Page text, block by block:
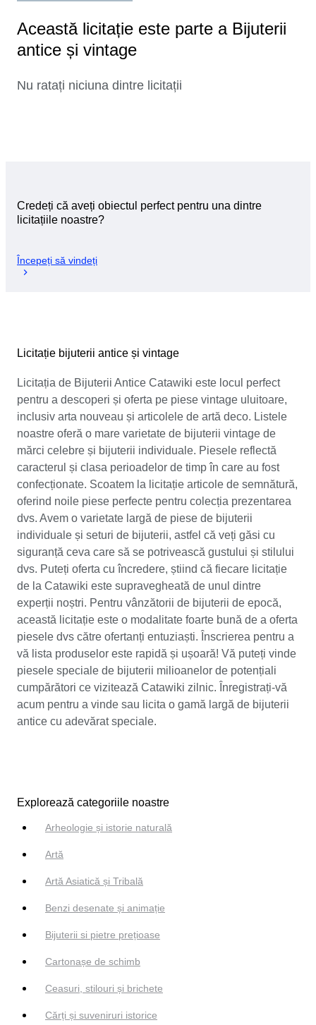
Această licitație este parte a Bijuterii
antice și vintage
Nu ratați niciuna dintre licitații
Credeți că aveți obiectul perfect pentru una dintre
licitațiile noastre?
Începeți să vindeți
Licitație bijuterii antice și vintage
Licitația de Bijuterii Antice Catawiki este locul perfect
pentru a descoperi și oferta pe piese vintage uluitoare,
inclusiv arta nouveau și articolele de artă deco. Listele
noastre oferă o mare varietate de bijuterii vintage de
mărci celebre și bijuterii individuale. Piesele reflectă
caracterul și clasa perioadelor de timp în care au fost
confecționate. Scoatem la licitație articole de semnătură,
oferind noile piese perfecte pentru colecția prezentarea
dvs. Avem o varietate largă de piese de bijuterii
individuale și seturi de bijuterii, astfel că veți găsi cu
siguranță ceva care să se potrivească gustului și stilului
dvs. Puteți oferta cu încredere, știind că fiecare licitație
de la Catawiki este supravegheată de unul dintre
experții noștri. Pentru vânzătorii de bijuterii de epocă,
această licitație este o modalitate foarte bună de a oferta
piesele dvs către ofertanți entuziaști. Înscrierea pentru a
vă lista produselor este rapidă și ușoară! Vă puteți vinde
piesele speciale de bijuterii milioanelor de potențiali
cumpărători ce vizitează Catawiki zilnic. Înregistrați-vă
acum pentru a vinde sau licita o gamă largă de bijuterii
antice cu adevărat speciale.
Explorează categoriile noastre
Arheologie și istorie naturală
Artă
Artă Asiatică și Tribală
Benzi desenate și animație
Bijuterii si pietre prețioase
Cartonașe de schimb
Ceasuri, stilouri și brichete
Cărți și suveniruri istorice